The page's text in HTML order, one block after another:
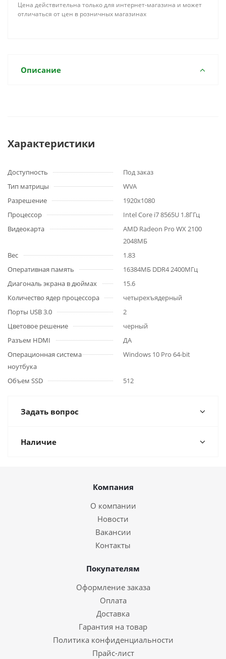
Цена действительна только для интернет-магазина и может
отличаться от цен в розничных магазинах
Описание
Характеристики
Доступность
Под заказ
Тип матрицы
WVA
Разрешение
1920x1080
Процессор
Intel Core i7 8565U 1.8ГГц
Видеокарта
AMD Radeon Pro WX 2100
2048МБ
Вес
1.83
Оперативная память
16384МБ DDR4 2400МГц
Диагональ экрана в дюймах
15.6
Количество ядер процессора
четырехъядерный
Порты USB 3.0
2
Цветовое решение
черный
Разъем HDMI
ДА
Операционная система
ноутбука
Windows 10 Pro 64-bit
Объем SSD 512
Задать вопрос
Наличие
Компания
О компании
Новости
Вакансии
Контакты
Покупателям
Оформление заказа
Оплата
Доставка
Гарантия на товар
Политика конфиденциальности
Прайс-лист